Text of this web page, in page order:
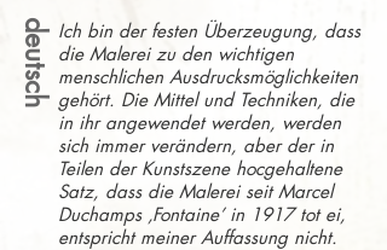
deutsch Ich bin der festen Überzeugung, dass
die Malerei zu den wichtigen
menschlichen Ausdrucksmöglichkeiten
gehört. Die Mittel und Techniken, die
in ihr angewendet werden, werden
sich immer verändern, aber der in
Teilen der Kunstszene hocgehaltene
Satz, dass die Malerei seit Marcel
Duchamps ‚Fontaine’ in 1917 tot ei,
entspricht meiner Auffassung nicht.